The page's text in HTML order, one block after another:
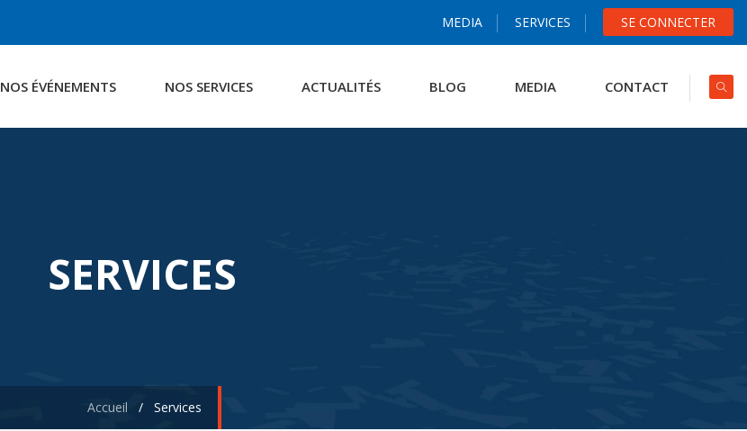
MEDIA SERVICES SE CONNECTER
NOS ÉVÉNEMENTS NOS SERVICES ACTUALITÉS BLOG MEDIA CONTACT
SERVICES
Accueil / Services